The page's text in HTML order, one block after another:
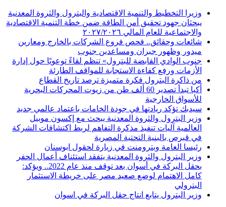
وزيرا التخطيط والتنمية الاقتصادية والبترول والثروة المعدنية
يبحثان جهود تحقيق أمن الطاقة ضمن خطة التنمية الاقتصادية
والاجتماعية للعام المالي ٢٠٢٧/٢٠٢٦
شائعات وحقائق.. فحص فروع الشركات بالخارج ومعارين
ميدور وظهور جبران ومساعدين جنوب
جنوب الوادي القابضة للبترول» تنظم لقاءً توعويًا حول إدارة
الأزمات ورفع كفاءة الاستجابة للمواقف الطارئة
من ذاكرة البترول فكرة متميزة ترصد تاريخ القطاع
أكبا تبدأ تصدير 60 ألف طن من زيوت المحركات البحرية
للأسواق الخارجية
سيدبك تؤكد ريادتها في جودة الخامات باعتماد عالمي جديد
وزير البترول والثروة المعدنية يبحث مع إكسون موبيل
العالمية آليات تنفيذ مذكرة التفاهم لربط اكتشافات الشركة
في قبرص بالبنية التحتية المصرية
رئيسا العامة وبترومنت في زيارة لحقول ابوسنان
وزير البترول والثروة المعدنية يتفقد استئناف أعمال الحفر
بحقل البركة في أسوان بعد توقف منذ عام 2022.. ويؤكد:
كامل الاهتمام لوضع صعيد مصر على خريطة الاستثمار
البترولي
وزير البترول يتابع انتاج حقل البركة في اسوان